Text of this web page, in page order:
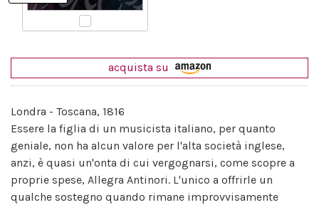
acquista su
Londra - Toscana, 1816
Essere la figlia di un musicista italiano, per quanto
geniale, non ha alcun valore per l'alta società inglese,
anzi, è quasi un'onta di cui vergognarsi, come scopre a
proprie spese, Allegra Antinori. L'unico a offrirle un
qualche sostegno quando rimane improvvisamente